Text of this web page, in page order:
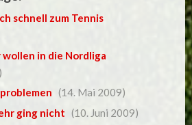
schnell zum Tennis
in die Nordliga
(14. Mai 2009)
ging nicht (10. Juni 2009)